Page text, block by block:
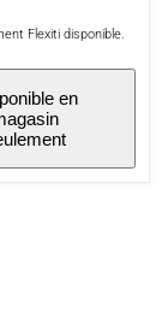
Flexiti disponible.
en